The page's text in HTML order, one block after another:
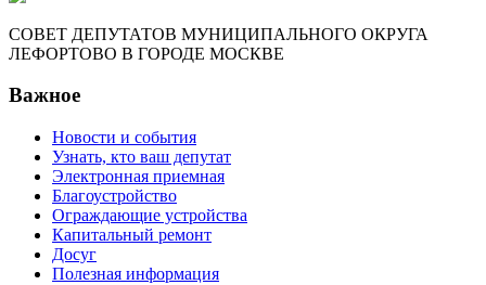
СОВЕТ ДЕПУТАТОВ МУНИЦИПАЛЬНОГО ОКРУГА
ЛЕФОРТОВО В ГОРОДЕ МОСКВЕ
Важное
Новости и события
Узнать, кто ваш депутат
Электронная приемная
Благоустройство
Ограждающие устройства
Капитальный ремонт
Досуг
Полезная информация